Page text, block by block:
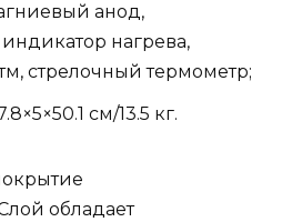
анод,
нагрева,
стрелочный термометр;
см/13.5 кг.
обладает